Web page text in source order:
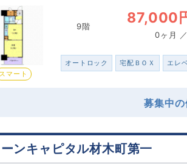
マート
9階 87,000
0ヶ月
オートロック 宅配ＢＯＸ エレ
募集中の
ンキャピタル材木町第一